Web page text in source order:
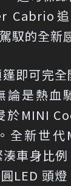
Cabrio
馭的全新
即可完
論是熱血
於MINI
全新世代
車身比例
LED 頭